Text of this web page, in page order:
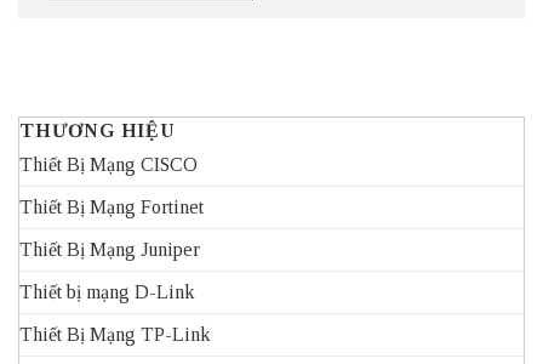
THƯƠNG HIỆU
Thiết Bị Mạng CISCO
Thiết Bị Mạng Fortinet
Thiết Bị Mạng Juniper
Thiết bị mạng D-Link
Thiết Bị Mạng TP-Link